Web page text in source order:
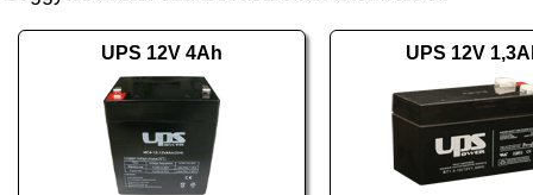
UPS 12V 4Ah UPS 12V